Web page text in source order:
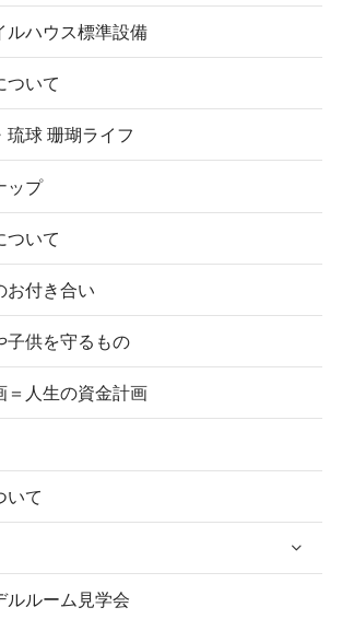
ルハウス標準設備
ついて
琉球 珊瑚ライフ
ップ
ついて
お付き合い
子供を守るもの
＝人生の資金計画
いて
ルルーム見学会